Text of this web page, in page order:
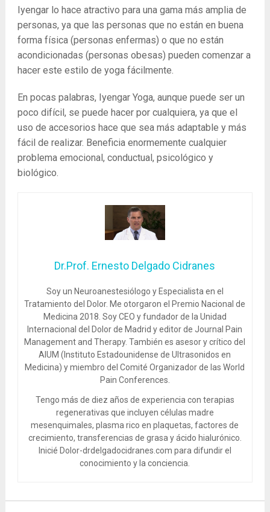
Iyengar lo hace atractivo para una gama más amplia de
personas, ya que las personas que no están en buena
forma física (personas enfermas) o que no están
acondicionadas (personas obesas) pueden comenzar a
hacer este estilo de yoga fácilmente.
En pocas palabras, Iyengar Yoga, aunque puede ser un
poco difícil, se puede hacer por cualquiera, ya que el
uso de accesorios hace que sea más adaptable y más
fácil de realizar. Beneficia enormemente cualquier
problema emocional, conductual, psicológico y
biológico.
Dr.Prof. Ernesto Delgado Cidranes
Soy un Neuroanestesiólogo y Especialista en el
Tratamiento del Dolor. Me otorgaron el Premio Nacional de
Medicina 2018. Soy CEO y fundador de la Unidad
Internacional del Dolor de Madrid y editor de Journal Pain
Management and Therapy. También es asesor y crítico del
AIUM (Instituto Estadounidense de Ultrasonidos en
Medicina) y miembro del Comité Organizador de las World
Pain Conferences.
Tengo más de diez años de experiencia con terapias
regenerativas que incluyen células madre
mesenquimales, plasma rico en plaquetas, factores de
crecimiento, transferencias de grasa y ácido hialurónico.
Inicié Dolor-drdelgadocidranes.com para difundir el
conocimiento y la conciencia.